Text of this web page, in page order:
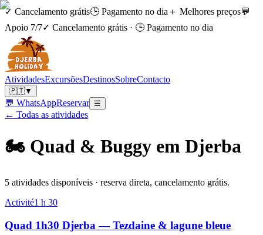
✓ Cancelamento grátis🕒 Pagamento no dia ＋ Melhores preços💬
Apoio 7/7✓ Cancelamento grátis · 🕒 Pagamento no dia
AtividadesExcursõesDestinosSobreContacto
🇵🇹▼
💬 WhatsAppReservar ☰
← Todas as atividades
🏍️ Quad & Buggy em Djerba
5 atividades disponíveis · reserva direta, cancelamento grátis.
Activité1 h 30
Quad 1h30 Djerba — Tezdaine & lagune bleue